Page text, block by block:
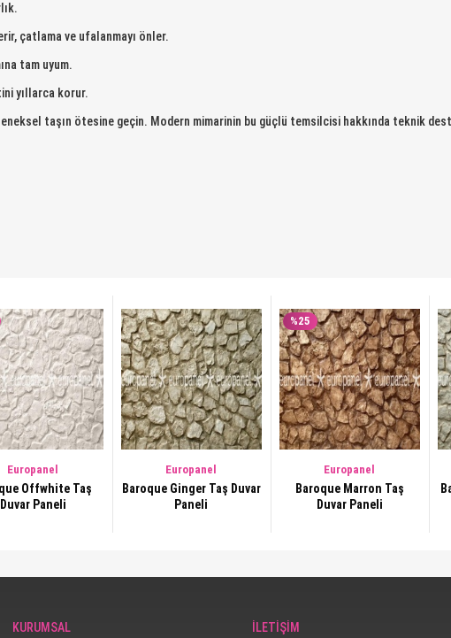
çatlama ve ufalanmayı önler.
tam uyum.
yıllarca korur.
taşın ötesine geçin. Modern mimarinin bu güçlü temsilcisi hakkında teknik
Europanel
Taş
Duvar Paneli
Europanel
Baroque Ginger Taş Duvar
Paneli
%25
Europanel
Baroque Marron Taş
Duvar Paneli
KURUMSAL İLETİŞİM